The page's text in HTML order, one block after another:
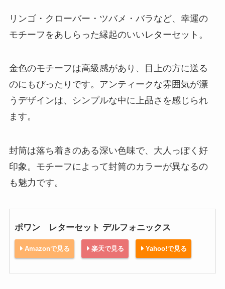
リンゴ・クローバー・ツバメ・バラなど、幸運の
モチーフをあしらった縁起のいいレターセット。
金色のモチーフは高級感があり、目上の方に送る
のにもぴったりです。アンティークな雰囲気が漂
うデザインは、シンプルな中に上品さを感じられ
ます。
封筒は落ち着きのある深い色味で、大人っぽく好
印象。モチーフによって封筒のカラーが異なるの
も魅力です。
ポワン レターセット デルフォニックス
Amazonで見る 楽天で見る Yahoo!で見る